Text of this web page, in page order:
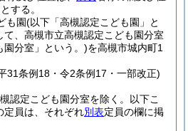
する。
も園(以下「高槻認定こども園」と
て、高槻市立高槻認定こども園分室
園分室」という。)を高槻市城内町1
31条例18・令2条例17・一部改正)
認定こども園分室を除く。以下こ
定員は、それぞれ別表定員の欄に掲